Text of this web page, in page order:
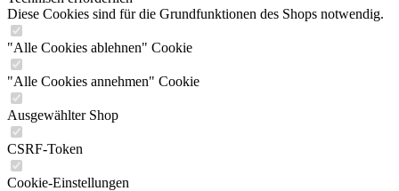
Diese Cookies sind für die Grundfunktionen des Shops notwendig.
"Alle Cookies ablehnen" Cookie
"Alle Cookies annehmen" Cookie
Ausgewählter Shop
CSRF-Token
Cookie-Einstellungen